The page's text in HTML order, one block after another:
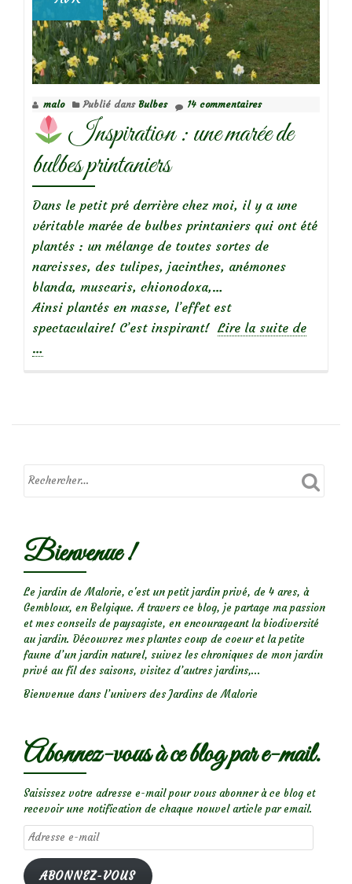
malo Publié dans Bulbes 14 commentaires
Inspiration : une marée de
bulbes printaniers
Dans le petit pré derrière chez moi, il y a une
véritable marée de bulbes printaniers qui ont été
plantés : un mélange de toutes sortes de
narcisses, des tulipes, jacinthes, anémones
blanda, muscaris, chionodoxa,…
Ainsi plantés en masse, l’effet est
spectaculaire! C’est inspirant! Lire la suite deà
:
marée
de
…
Bienvenue !
Le jardin de Malorie, c'est un petit jardin privé, de 4 ares, à
Gembloux, en Belgique. A travers ce blog, je partage ma passion
et mes conseils de paysagiste, en encourageant la biodiversité
au jardin. Découvrez mes plantes coup de coeur et la petite
faune d’un jardin naturel, suivez les chroniques de mon jardin
privé au fil des saisons, visitez d’autres jardins,...
Bienvenue dans l’univers des Jardins de Malorie
Abonnez-vous à ce blog par e-mail.
Saisissez votre adresse e-mail pour vous abonner à ce blog et
recevoir une notification de chaque nouvel article par email.
Adresse
e-
mail
ABONNEZ-VOUS